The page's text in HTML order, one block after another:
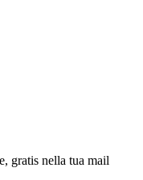
gratis nella tua mail